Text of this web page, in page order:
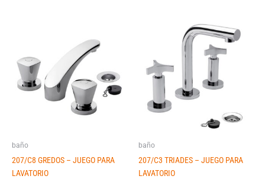
baño
207/C8 GREDOS – JUEGO PARA
LAVATORIO
baño
207/C3 TRIADES – JUEGO PARA
LAVATORIO